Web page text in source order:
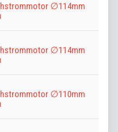
∅114mm
∅114mm
∅110mm